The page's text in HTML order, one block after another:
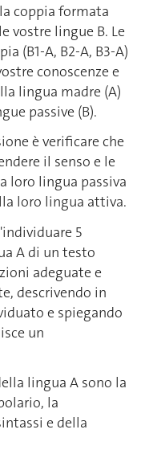
coppia formata
vostre lingue B. Le
(B1-A, B2-A, B3-A)
conoscenze e
lingua madre (A)
passive (B).
è verificare che
il senso e le
loro lingua passiva
loro lingua attiva.
5
A di un testo
adeguate e
descrivendo in
e spiegando
un
lingua A sono la
la
e della